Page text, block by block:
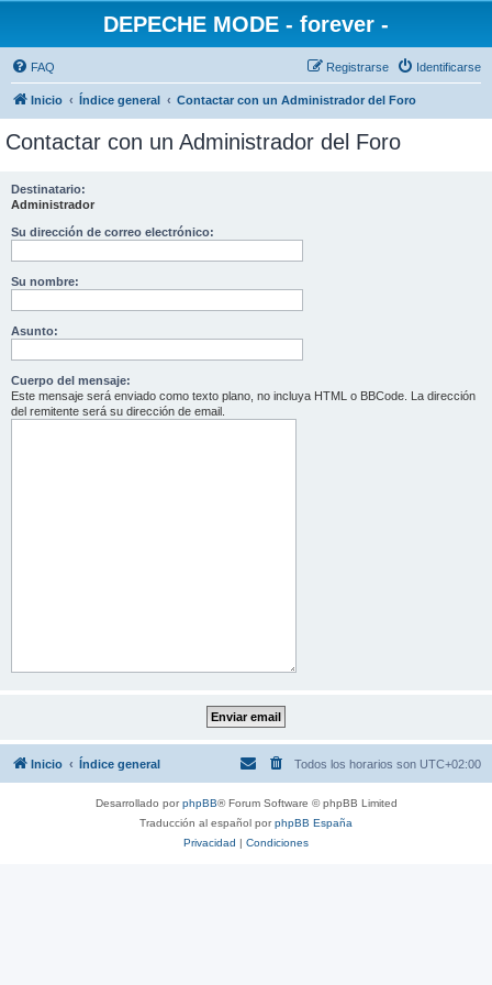
DEPECHE MODE - forever -
FAQ Identificarse
Registrarse
Inicio Índice general Contactar con un Administrador del Foro
Contactar con un Administrador del Foro
Destinatario:
Administrador
Su dirección de correo electrónico:
Su nombre:
Asunto:
Cuerpo del mensaje:
Este mensaje será enviado como texto plano, no incluya HTML o BBCode. La dirección
del remitente será su dirección de email.
Inicio Índice general Todos los horarios son UTC+02:00
Desarrollado porphpBB® Forum Software © phpBB Limited
Traducción al español porphpBB España
Privacidad | Condiciones